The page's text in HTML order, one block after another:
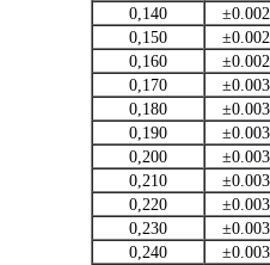
0,140
±0.002
0,150
±0.002
0,160
±0.002
0,170
±0.003
0,180
±0.003
0,190
±0.003
0,200
±0.003
0,210
±0.003
0,220
±0.003
0,230
±0.003
0,240
±0.003